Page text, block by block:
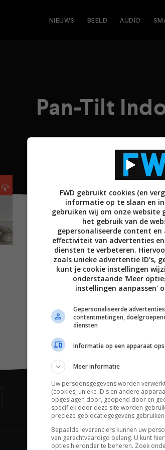
NIEUWS BEELD AUDIO
Pan-Tilt
De laatste
FWD gebruikt cookies (en
informatie op te slaan en in
gebruiken wij om onze
het gebruik van de
gepersonaliseerde content
effectiviteit van advertenties
diensten te verbeteren.
zoals unieke advertentie ID’s,
kunt je cookie instellingen
onderstaande 'Meer
instellingen aanpassen'
Gepersonaliseerde
contentmetingen,
diensten
Informatie op een apparaat
Meer informatie
Uw persoonsgegevens worden
(cookies, unieke ID's en andere
opgeslagen door, geopend door en
specifiek door deze site worden
precieze geolocatiegegevens gebruiken.
Bepaalde leveranciers kunnen uw
van gerechtvaardigd belang. U kunt
opties hieronder te beheren. Zoek